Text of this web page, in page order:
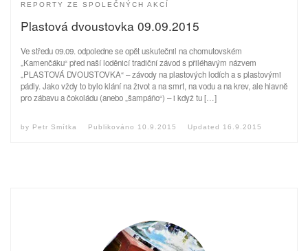
REPORTY ZE SPOLEČNÝCH AKCÍ
Plastová dvoustovka 09.09.2015
Ve středu 09.09. odpoledne se opět uskutečnil na chomutovském
„Kamenčáku“ před naší loděnicí tradiční závod s přiléhavým názvem
„PLASTOVÁ DVOUSTOVKA“ – závody na plastových lodích a s plastovými
pádly. Jako vždy to bylo klání na život a na smrt, na vodu a na krev, ale hlavně
pro zábavu a čokoládu (anebo „šampáňo“) – i když tu […]
by Petr Smítka Publikováno 10.9.2015 Updated 16.9.2015